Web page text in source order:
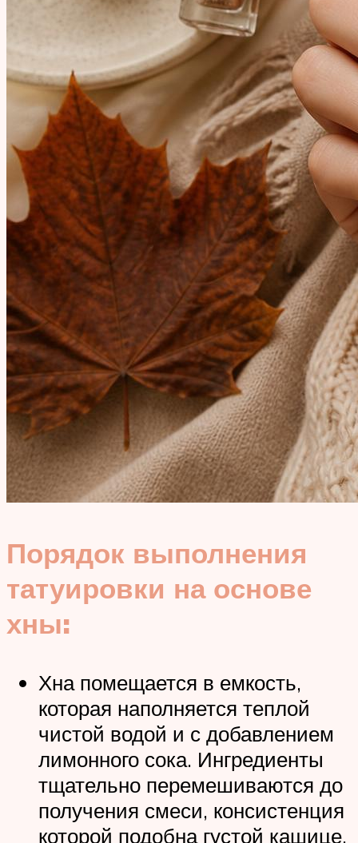
Порядок выполнения
татуировки на основе
хны:
Хна помещается в емкость,
которая наполняется теплой
чистой водой и с добавлением
лимонного сока. Ингредиенты
тщательно перемешиваются до
получения смеси, консистенция
которой подобна густой кашице.